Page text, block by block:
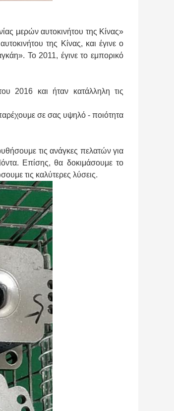
μερών αυτοκινήτου της Κίνας»
της Κίνας, και έγινε ο
Το 2011, έγινε το εμπορικό
2016 και ήταν κατάλληλη τις
σε σας υψηλό - ποιότητα
τις ανάγκες πελατών για
Επίσης, θα δοκιμάσουμε το
τις καλύτερες λύσεις.